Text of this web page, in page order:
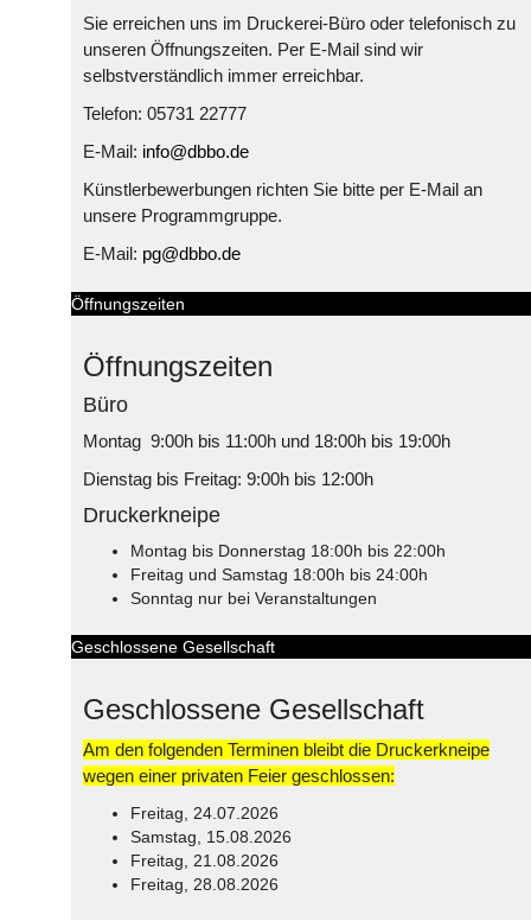
Sie erreichen uns im Druckerei-Büro oder telefonisch zu
unseren Öffnungszeiten. Per E-Mail sind wir
selbstverständlich immer erreichbar.
Telefon: 05731 22777
E-Mail: info@dbbo.de
Künstlerbewerbungen richten Sie bitte per E-Mail an
unsere Programmgruppe.
E-Mail: pg@dbbo.de
Öffnungszeiten
Öffnungszeiten
Büro
Montag 9:00h bis 11:00h und 18:00h bis 19:00h
Dienstag bis Freitag: 9:00h bis 12:00h
Druckerkneipe
Montag bis Donnerstag 18:00h bis 22:00h
Freitag und Samstag 18:00h bis 24:00h
Sonntag nur bei Veranstaltungen
Geschlossene Gesellschaft
Geschlossene Gesellschaft
Am den folgenden Terminen bleibt die Druckerkneipe
wegen einer privaten Feier geschlossen:
Freitag, 24.07.2026
Samstag, 15.08.2026
Freitag, 21.08.2026
Freitag, 28.08.2026